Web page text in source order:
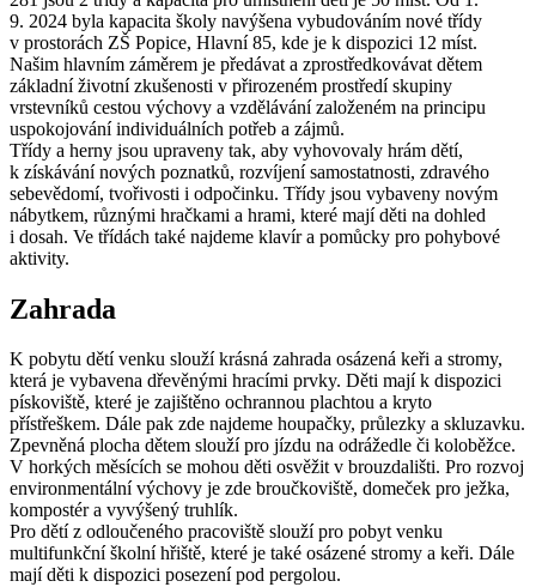
9. 2024 byla kapacita školy navýšena vybudováním nové třídy
v prostorách ZŠ Popice, Hlavní 85, kde je k dispozici 12 míst.
Našim hlavním záměrem je předávat a zprostředkovávat dětem
základní životní zkušenosti v přirozeném prostředí skupiny
vrstevníků cestou výchovy a vzdělávání založeném na principu
uspokojování individuálních potřeb a zájmů.
Třídy a herny jsou upraveny tak, aby vyhovovaly hrám dětí,
k získávání nových poznatků, rozvíjení samostatnosti, zdravého
sebevědomí, tvořivosti i odpočinku. Třídy jsou vybaveny novým
nábytkem, různými hračkami a hrami, které mají děti na dohled
i dosah. Ve třídách také najdeme klavír a pomůcky pro pohybové
aktivity.
Zahrada
K pobytu dětí venku slouží krásná zahrada osázená keři a stromy,
která je vybavena dřevěnými hracími prvky. Děti mají k dispozici
pískoviště, které je zajištěno ochrannou plachtou a kryto
přístřeškem. Dále pak zde najdeme houpačky, průlezky a skluzavku.
Zpevněná plocha dětem slouží pro jízdu na odrážedle či koloběžce.
V horkých měsících se mohou děti osvěžit v brouzdališti. Pro rozvoj
environmentální výchovy je zde broučkoviště, domeček pro ježka,
kompostér a vyvýšený truhlík.
Pro dětí z odloučeného pracoviště slouží pro pobyt venku
multifunkční školní hřiště, které je také osázené stromy a keři. Dále
mají děti k dispozici posezení pod pergolou.